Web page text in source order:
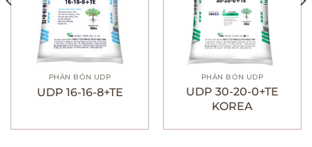
PHÂN BÓN UDP
UDP 16-16-8+TE
PHÂN BÓN UDP
UDP 30-20-0+TE
KOREA